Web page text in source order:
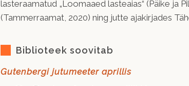
lasteraamatud „Loomaaed lasteaias“ (Päike ja
(Tammerraamat, 2020) ning jutte ajakirjades
Biblioteek soovitab
Gutenbergi jutumeeter aprillis